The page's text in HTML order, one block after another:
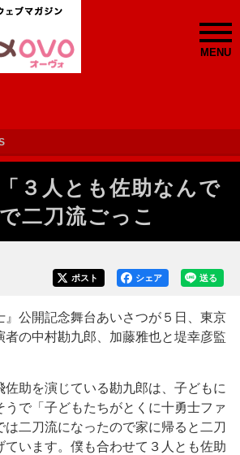
MENU
３人とも佐助なんで
二刀流ごっこ
送る
シェア
ポスト
公開記念舞台あいさつが５日、東京
者の中村勘九郎、加藤雅也と堤幸彦監
助を演じている勘九郎は、子どもに
うで「子どもたちがとくに十勇士ファ
は二刀流になったので家に帰ると二刀
ています。僕も合わせて３人とも佐助